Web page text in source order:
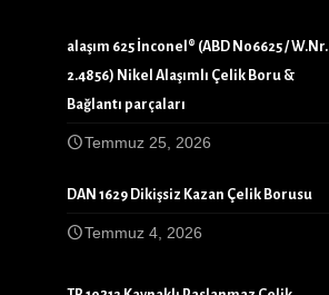
alaşım 625 İnconel® (ABD N06625 / W.Nr.
2.4856) Nikel Alaşımlı Çelik Boru &
Bağlantı parçaları
Temmuz 25, 2026
DAN 1629 Dikişsiz Kazan Çelik Borusu
Temmuz 4, 2026